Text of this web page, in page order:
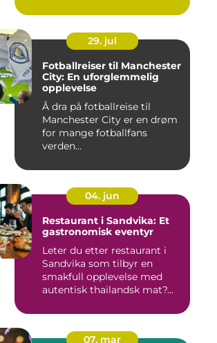
29. jul
Fotballreiser til Manchester
City: En uforglemmelig
opplevelse
Å dra på fotballreise til
Manchester City er en drøm
for mange fotballfans
verden...
04. jun
Restaurant i Sandvika: Et
gastronomisk eventyr
Leter du etter restaurant i
Sandvika som tilbyr en
smakfull opplevelse med
autentisk thailandsk mat?...
07. mar